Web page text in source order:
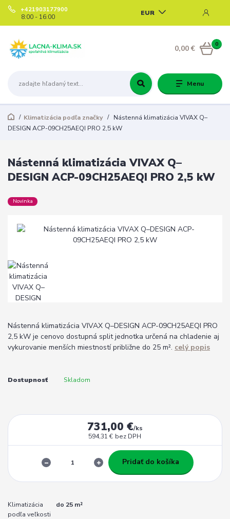
Menu
EUR
+421903177900
8:00 - 16:00
0
0,00 €
Klimatizácia podľa značky
Nástenná klimatizácia VIVAX Q–
DESIGN ACP-09CH25AEQI PRO 2,5 kW
Nástenná klimatizácia VIVAX Q–
DESIGN ACP-09CH25AEQI PRO 2,5 kW
Novinka
Nástenná klimatizácia VIVAX Q–DESIGN ACP-09CH25AEQI PRO
2,5 kW je cenovo dostupná split jednotka určená na chladenie aj
vykurovanie menších miestností približne do 25 m². celý popis
Dostupnosť Skladom
731,00 €/ks
594,31 € bez DPH
Pridať do košíka
Klimatizácia
podľa veľkosti
do 25 m²